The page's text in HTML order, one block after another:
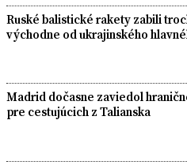
Ruské balistické rakety zabili
východne od ukrajinského
Madrid dočasne zaviedol
pre cestujúcich z Talianska